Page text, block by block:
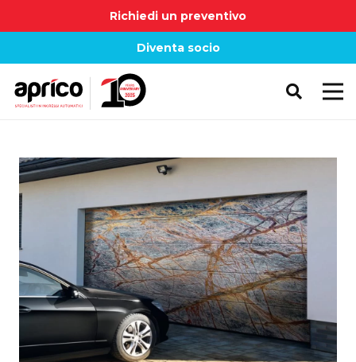
Richiedi un preventivo
Diventa socio